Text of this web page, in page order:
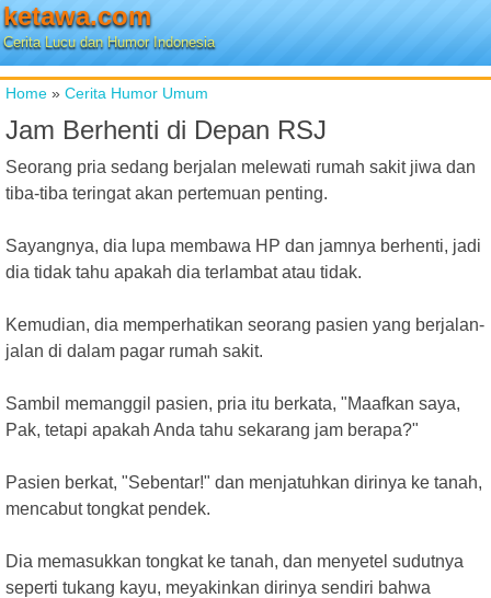
ketawa.com
Cerita Lucu dan Humor Indonesia
Home » Cerita Humor Umum
Jam Berhenti di Depan RSJ
Seorang pria sedang berjalan melewati rumah sakit jiwa dan
tiba-tiba teringat akan pertemuan penting.
Sayangnya, dia lupa membawa HP dan jamnya berhenti, jadi
dia tidak tahu apakah dia terlambat atau tidak.
Kemudian, dia memperhatikan seorang pasien yang berjalan-
jalan di dalam pagar rumah sakit.
Sambil memanggil pasien, pria itu berkata, "Maafkan saya,
Pak, tetapi apakah Anda tahu sekarang jam berapa?"
Pasien berkat, "Sebentar!" dan menjatuhkan dirinya ke tanah,
mencabut tongkat pendek.
Dia memasukkan tongkat ke tanah, dan menyetel sudutnya
seperti tukang kayu, meyakinkan dirinya sendiri bahwa